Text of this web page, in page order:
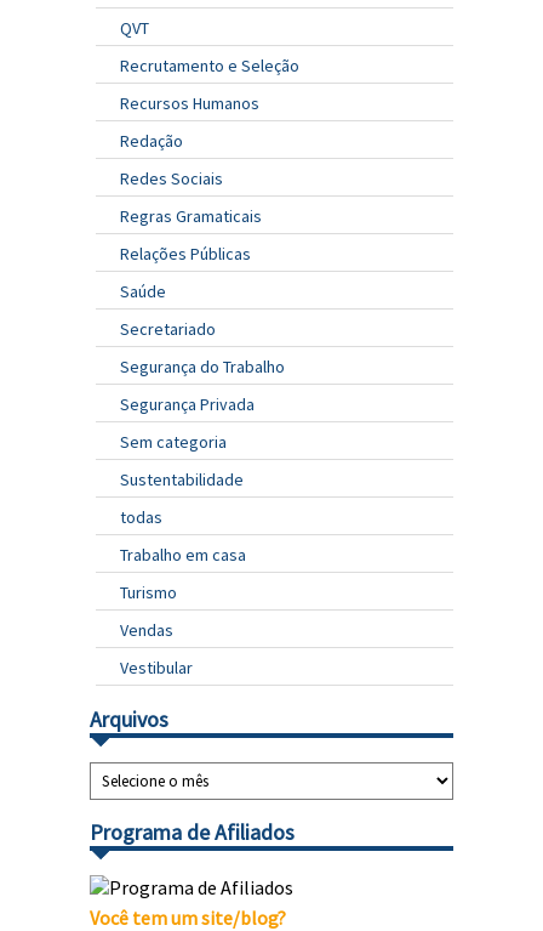
QVT
Recrutamento e Seleção
Recursos Humanos
Redação
Redes Sociais
Regras Gramaticais
Relações Públicas
Saúde
Secretariado
Segurança do Trabalho
Segurança Privada
Sem categoria
Sustentabilidade
todas
Trabalho em casa
Turismo
Vendas
Vestibular
Arquivos
Programa de Afiliados
Você tem um site/blog?